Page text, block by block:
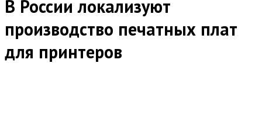
В России локализуют
производство печатных плат
для принтеров